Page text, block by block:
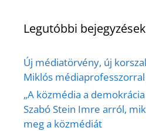
Legutóbbi bejegyzések
Új médiatörvény, új
Miklós
„A közmédia a
Szabó Stein Imre arról,
meg a közmédiát